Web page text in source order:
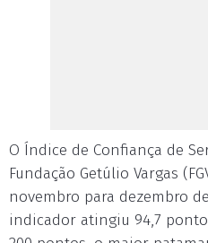
O Índice de Confiança de
Fundação Getúlio Vargas
novembro para dezembro
indicador atingiu 94,7